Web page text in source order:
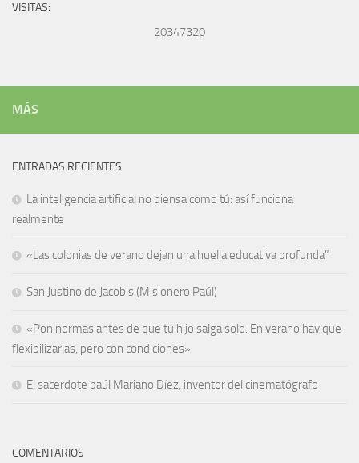
VISITAS:
20347320
MÁS
ENTRADAS RECIENTES
La inteligencia artificial no piensa como tú: así funciona
realmente
«Las colonias de verano dejan una huella educativa profunda”
San Justino de Jacobis (Misionero Paúl)
«Pon normas antes de que tu hijo salga solo. En verano hay que
flexibilizarlas, pero con condiciones»
El sacerdote paúl Mariano Díez, inventor del cinematógrafo
COMENTARIOS